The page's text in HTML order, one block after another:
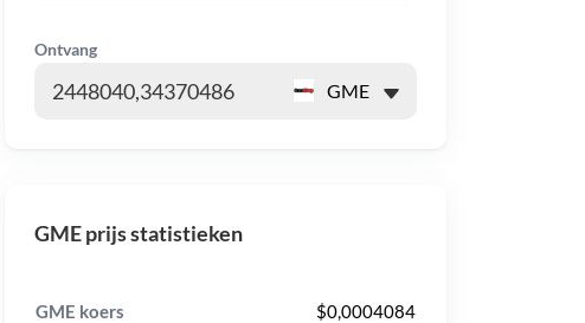
Ontvang
GME prijs statistieken
GME koers $0,0004084